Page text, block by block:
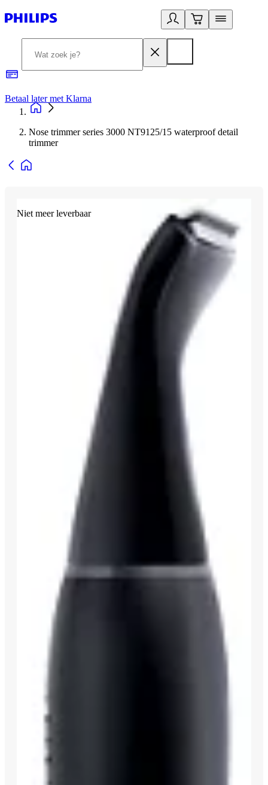
Betaal later met Klarna
Nose trimmer series 3000 NT9125/15 waterproof detail
trimmer
Niet meer leverbaar